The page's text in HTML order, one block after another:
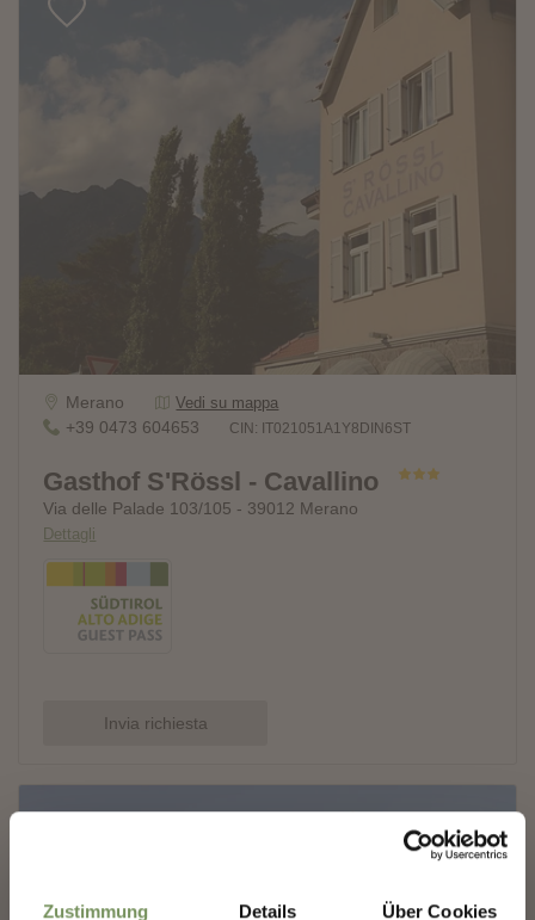
Zustimmung Details Über Cookies
✖